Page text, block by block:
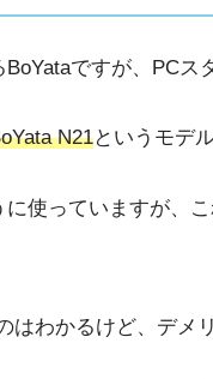
ですが、PC
N21というモデ
使っていますが、
はわかるけど、デ